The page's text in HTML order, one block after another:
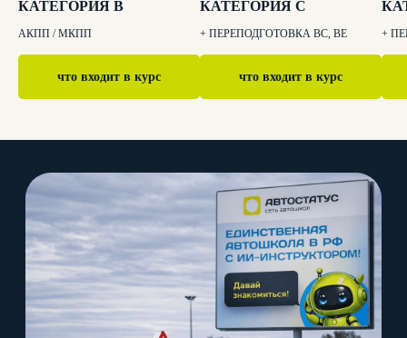
КАТЕГОРИЯ B
АКПП / МКПП
что входит в курс
КАТЕГОРИЯ C
+ ПЕРЕПОДГОТОВКА BC, BE
что входит в курс
+